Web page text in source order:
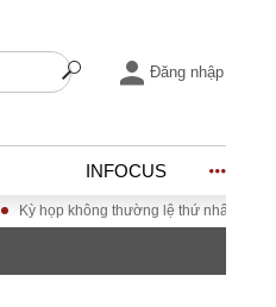
Đăng nhập
INFOCUS
Kỳ họp không thường lệ thứ nhất, Quốc